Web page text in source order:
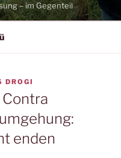
– im Gegenteil
DROGI
enden